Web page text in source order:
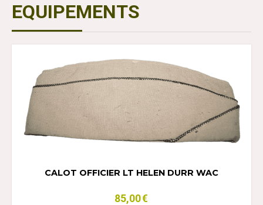
EQUIPEMENTS
CALOT OFFICIER LT HELEN DURR WAC
85,00€